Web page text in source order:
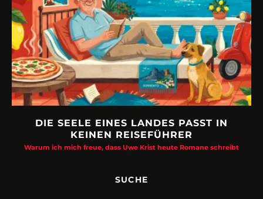
DIE SEELE EINES LANDES PASST IN
KEINEN REISEFÜHRER
Warum ich mich freue, dass Uwe Krist heute Romane schreibt
SUCHE